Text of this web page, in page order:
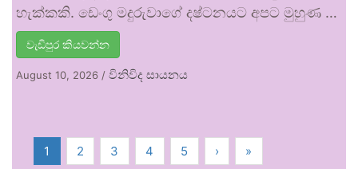
හැක්කකි. ඩෙංගු මදුරුවාගේ දෂ්ටනයට අපට මුහුණ …
වැඩිපුර කියවන්න
August 10, 2026 / විනිවිද සායනය
1 2 3 4 5 › »